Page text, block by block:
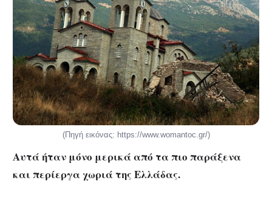
(Πηγή εικόνας: https://www.womantoc.gr/)
Αυτά ήταν μόνο μερικά από τα πιο παράξενα
και περίεργα χωριά της Ελλάδας.